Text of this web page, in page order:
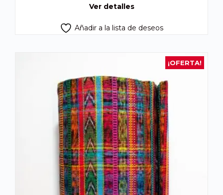
Ver detalles
Añadir a la lista de deseos
¡OFERTA!